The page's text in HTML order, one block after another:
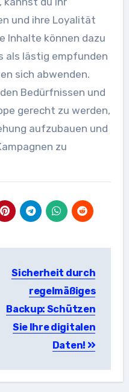
und ihre Loyalität
Inhalte können dazu
als lästig empfunden
sich abwenden.
Bedürfnissen und
gerecht zu werden,
aufzubauen und
zu
Sicherheit durch
regelmäßiges
Backup: Schützen
Sie Ihre digitalen
Daten!